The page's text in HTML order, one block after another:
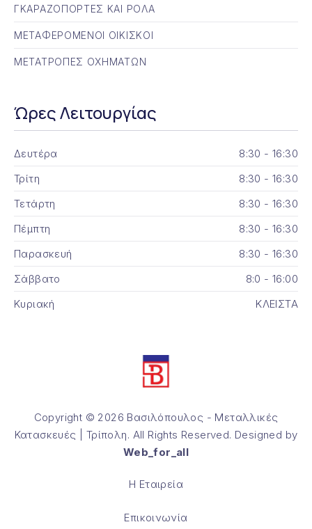
ΓΚΑΡΑΖΟΠΟΡΤΕΣ ΚΑΙ ΡΟΛΑ
ΜΕΤΑΦΕΡΟΜΕΝΟΙ ΟΙΚΙΣΚΟΙ
ΜΕΤΑΤΡΟΠΕΣ ΟΧΗΜΑΤΩΝ
Ώρες Λειτουργίας
Δευτέρα
8:30 - 16:30
Τρίτη
8:30 - 16:30
Τετάρτη
8:30 - 16:30
Πέμπτη
8:30 - 16:30
Παρασκευή
8:30 - 16:30
Σάββατο
8:0 - 16:00
Κυριακή
ΚΛΕΙΣΤΑ
Copyright © 2026 Βασιλόπουλος - Μεταλλικές
Κατασκευές | Τρίπολη. All Rights Reserved. Designed by
Web_for_all
Η Εταιρεία
Επικοινωνία